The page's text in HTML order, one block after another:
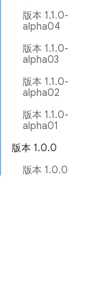
版本 1.1.0-
alpha04
版本 1.1.0-
alpha03
版本 1.1.0-
alpha02
版本 1.1.0-
alpha01
版本 1.0.0
版本 1.0.0